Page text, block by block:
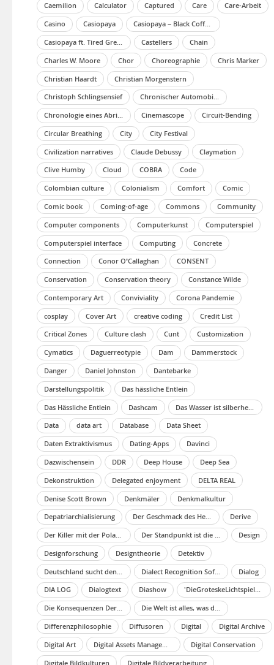
Caemilion
Calculator Captured Care
Care-Arbeit
Casino
Casiopaya
Casiopaya – Black Coffee (Musikvideo)
Castellers
Chain
Charles W. Moore
Chor Choreographie
Chris Marker
Christian Haardt
Christian Morgenstern
Christoph Schlingsensief
Chronischer Automobilismus
Chronologie eines Abrisses
Cinemascope
Circuit-Bending
Circular Breathing
City
City Festival
Civilization narratives
Claude Debussy
Claymation
Clive Humby
Cloud COBRA
Code
Colombian culture
Colonialism Comfort
Comic
Comic book
Coming-of-age Commons
Community
Computer components
Computerkunst
Computerspiel
Computerspiel interface
Computing
Concrete
Connection
Conor O’Callaghan
CONSENT
Conservation
Conservation theory
Constance Wilde
Contemporary Art
Conviviality
Corona Pandemie
cosplay
Cover Art creative coding
Credit List
Critical Zones
Culture clash Cunt
Customization
Cymatics
Daguerreotypie Dam
Dammerstock
Danger
Daniel Johnston
Dantebarke
Darstellungspolitik
Das hässliche Entlein
Das Hässliche Entlein
Dashcam
Data
data art Database
Data Sheet
Daten Extraktivismus
Dating-Apps
Davinci
Dazwischensein
DDR Deep House
Deep Sea
Dekonstruktion
Delegated enjoyment
DELTA REAL
Denise Scott Brown
Denkmäler
Denkmalkultur
Depatriarchialisierung
Der Geschmack des Heimwehs
Derive
Der Killer mit der Polaroid
Der Standpunkt ist die Grenze – I Der Anfang
Design
Designforschung
Designtheorie
Detektiv
Dialect Recognition Software
Dialog
DIA LOG
Dialogtext Diashow
'DieGroteskeLichtspielkunst' Hier, Hat Die Eine Tiefere Bedeutung?
Die Konsequenzen Der Unerwarteten Natur Der Dinge
Die Welt ist alles, was der Fall ist
Differenzphilosophie
Diffusoren Digital
Digital Archive
Digital Art
Digital Conservation
Digitale Bildkulturen
Digitale Bildverarbeitung